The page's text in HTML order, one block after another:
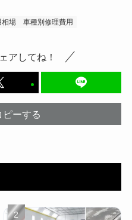
相場 車種別修理費用
アしてね！
ーする